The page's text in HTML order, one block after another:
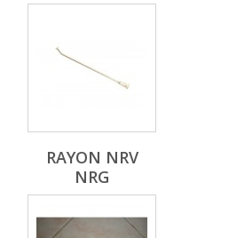
RAYON NRV
NRG